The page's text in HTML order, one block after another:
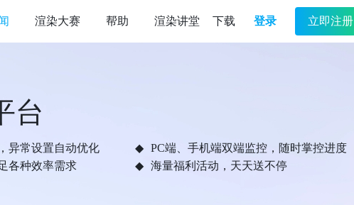
渲染大赛 帮助 渲染讲堂 下载 登录 立即注册
台
异常设置自动优化
PC端、手机端双端监控，随时掌控进度
各种效率需求
海量福利活动，天天送不停